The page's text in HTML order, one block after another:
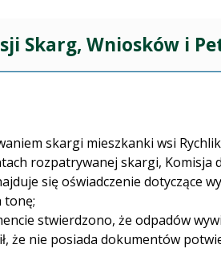
Skarg, Wniosków i
skargi mieszkanki wsi
rozpatrywanej skargi,
się oświadczenie dotyczące
tonę;
stwierdzono, że odpadów
że nie posiada dokumentów